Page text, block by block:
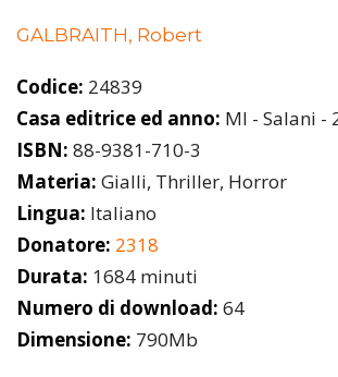
GALBRAITH, Robert
Codice: 24839
Casa editrice ed anno: MI - Salani -
ISBN: 88-9381-710-3
Materia: Gialli, Thriller, Horror
Lingua: Italiano
Donatore: 2318
Durata: 1684 minuti
Numero di download: 64
Dimensione: 790Mb